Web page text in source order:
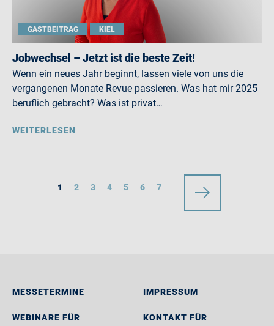
GASTBEITRAG KIEL
Jobwechsel – Jetzt ist die beste Zeit!
Wenn ein neues Jahr beginnt, lassen viele von uns die
vergangenen Monate Revue passieren. Was hat mir 2025
beruflich gebracht? Was ist privat…
WEITERLESEN
1 2 3 4 5 6 7
MESSETERMINE
WEBINARE FÜR
IMPRESSUM
KONTAKT FÜR